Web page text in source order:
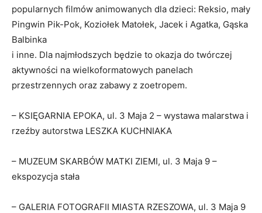
popularnych filmów animowanych dla dzieci: Reksio, mały
Pingwin Pik-Pok, Koziołek Matołek, Jacek i Agatka, Gąska
Balbinka
i inne. Dla najmłodszych będzie to okazja do twórczej
aktywności na wielkoformatowych panelach
przestrzennych oraz zabawy z zoetropem.
– KSIĘGARNIA EPOKA, ul. 3 Maja 2 – wystawa malarstwa i
rzeźby autorstwa LESZKA KUCHNIAKA
– MUZEUM SKARBÓW MATKI ZIEMI, ul. 3 Maja 9 –
ekspozycja stała
– GALERIA FOTOGRAFII MIASTA RZESZOWA, ul. 3 Maja 9